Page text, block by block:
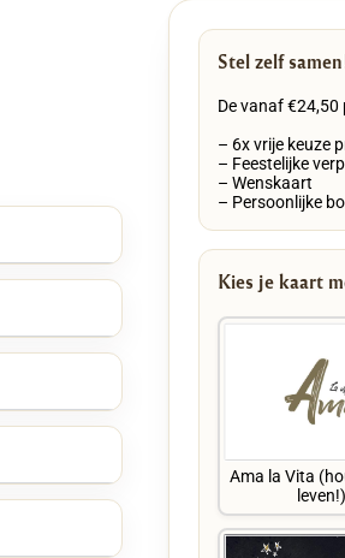
Stel zelf
De vanaf €24,50
– 6x vrije keuze
– Feestelijke
– Wenskaart
– Persoonlijke
Kies je kaart
Ama la Vita
leven!)